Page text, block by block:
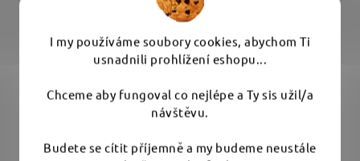
I my používáme soubory cookies, abychom Ti
usnadnili prohlížení eshopu...
Chceme aby fungoval co nejlépe a Ty sis užil/a
návštěvu.
Budete se cítit příjemně a my budeme neustále